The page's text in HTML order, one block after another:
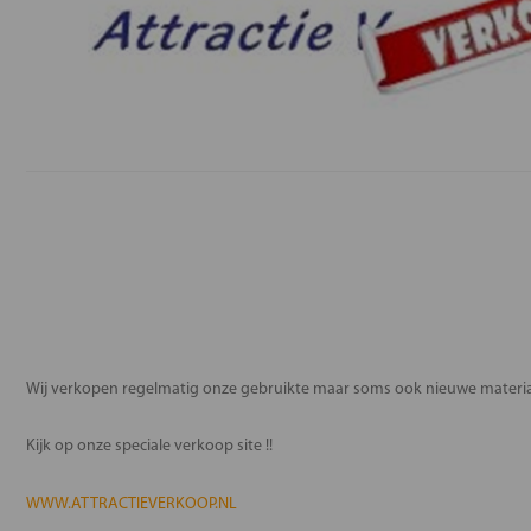
Wij verkopen regelmatig onze gebruikte maar soms ook nieuwe
Kijk op onze speciale verkoop site !!
WWW.ATTRACTIEVERKOOP.NL